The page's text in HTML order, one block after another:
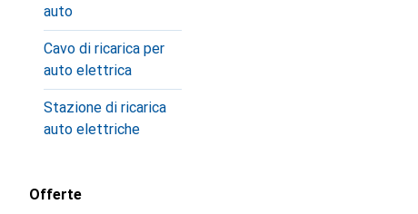
auto
Cavo di ricarica per
auto elettrica
Stazione di ricarica
auto elettriche
Offerte